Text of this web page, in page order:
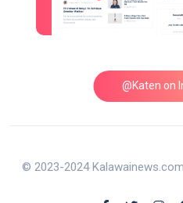
@Katen on
© 2023-2024